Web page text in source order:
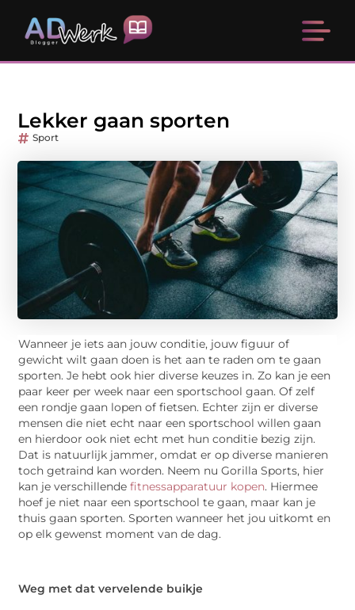
Lekker gaan sporten
Sport
Wanneer je iets aan jouw conditie, jouw figuur of
gewicht wilt gaan doen is het aan te raden om te gaan
sporten. Je hebt ook hier diverse keuzes in. Zo kan je een
paar keer per week naar een sportschool gaan. Of zelf
een rondje gaan lopen of fietsen. Echter zijn er diverse
mensen die niet echt naar een sportschool willen gaan
en hierdoor ook niet echt met hun conditie bezig zijn.
Dat is natuurlijk jammer, omdat er op diverse manieren
toch getraind kan worden. Neem nu Gorilla Sports, hier
kan je verschillendefitnessapparatuur kopen. Hiermee
hoef je niet naar een sportschool te gaan, maar kan je
thuis gaan sporten. Sporten wanneer het jou uitkomt en
op elk gewenst moment van de dag.
Weg met dat vervelende buikje